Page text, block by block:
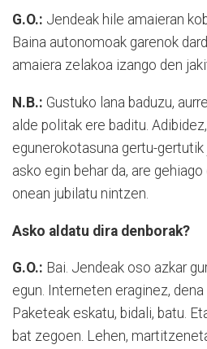
G.O.: Jendeak hile amaieran
Baina autonomoak garenok
amaiera zelakoa izango den
N.B.: Gustuko lana baduzu,
alde politak ere baditu.
egunerokotasuna gertu-
asko egin behar da, are
onean jubilatu nintzen.
Asko aldatu dira denborak?
G.O.: Bai. Jendeak oso azkar
egun. Interneten eraginez, dena
Paketeak eskatu, bidali, batu.
bat zegoen. Lehen,